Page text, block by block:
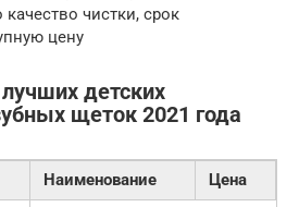
чистки, срок
цену
детских
щеток 2021 года
Наименование
Цена